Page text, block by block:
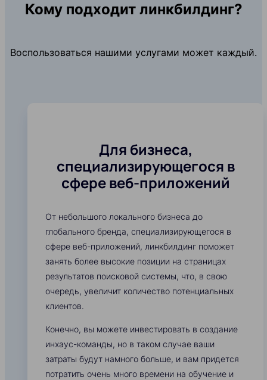
Кому подходит линкбилдинг?
Воспользоваться нашими услугами может каждый.
Для бизнеса,
специализирующегося в
сфере веб-приложений
От небольшого локального бизнеса до
глобального бренда, специализирующегося в
сфере веб-приложений, линкбилдинг поможет
занять более высокие позиции на страницах
результатов поисковой системы, что, в свою
очередь, увеличит количество потенциальных
клиентов.
Конечно, вы можете инвестировать в создание
инхаус-команды, но в таком случае ваши
затраты будут намного больше, и вам придется
потратить очень много времени на обучение и